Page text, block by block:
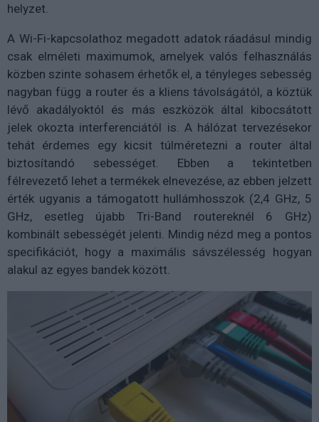
helyzet.
A Wi-Fi-kapcsolathoz megadott adatok ráadásul mindig
csak elméleti maximumok, amelyek valós felhasználás
közben szinte sohasem érhetők el, a tényleges sebesség
nagyban függ a router és a kliens távolságától, a köztük
lévő akadályoktól és más eszközök által kibocsátott
jelek okozta interferenciától is. A hálózat tervezésekor
tehát érdemes egy kicsit túlméretezni a router által
biztosítandó sebességet. Ebben a tekintetben
félrevezető lehet a termékek elnevezése, az ebben jelzett
érték ugyanis a támogatott hullámhosszok (2,4 GHz, 5
GHz, esetleg újabb Tri-Band routereknél 6 GHz)
kombinált sebességét jelenti. Mindig nézd meg a pontos
specifikációt, hogy a maximális sávszélesség hogyan
alakul az egyes bandek között.